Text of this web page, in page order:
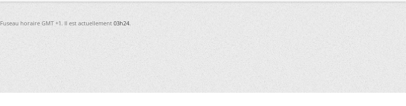
Fuseau horaire GMT +1. Il est actuellement03h24.